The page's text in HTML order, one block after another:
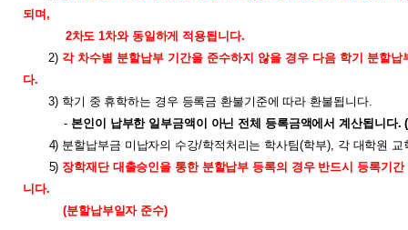
되며,
2차도 1차와 동일하게 적용됩 니다.
2) 각 차수별 분할납부 기간을 준수하지 않을 경우 다음 학기 분할
다.
3) 학기 중 휴학하는 경우 등록금 환불기준에 따라 환불됩니다.
- 본인이 납부한 일부금액이 아닌 전체 등록금액에서 계산됩니다.
4) 분할납부금 미납자의 수강/학적처리는 학사팀(학부), 각 대학원 교
5) 장학재단 대출승인을 통한 분할납부 등록의 경우 반드시 등록기
니다.
(분할납부일자 준수)